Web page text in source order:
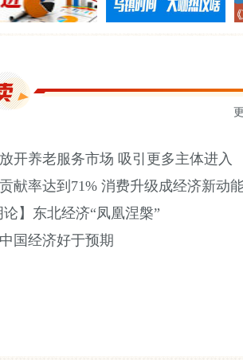
开养老服务市场 吸引更多主体进入
献率达到71% 消费升级成经济新动
论】东北经济“凤凰涅槃”
国经济好于预期